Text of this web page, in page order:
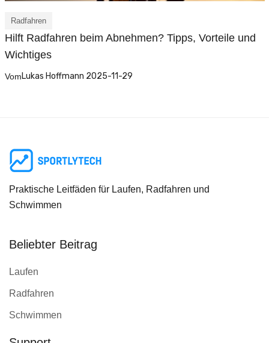
Radfahren
Hilft Radfahren beim Abnehmen? Tipps, Vorteile und
Wichtiges
VomLukas Hoffmann 2025-11-29
Praktische Leitfäden für Laufen, Radfahren und
Schwimmen
Beliebter Beitrag
Laufen
Radfahren
Schwimmen